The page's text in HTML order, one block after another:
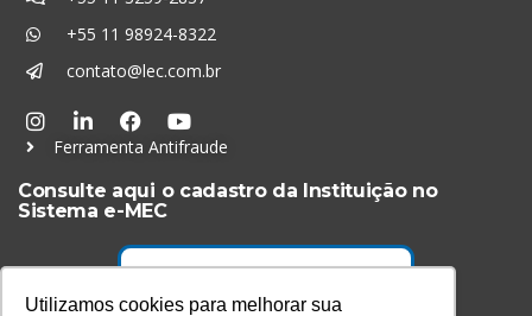
Utilizamos cookies para melhorar sua
+55 11 98924-8322
contato@lec.com.br
Ferramenta Antifraude
Consulte aqui o cadastro da Instituição no
Sistema e-MEC